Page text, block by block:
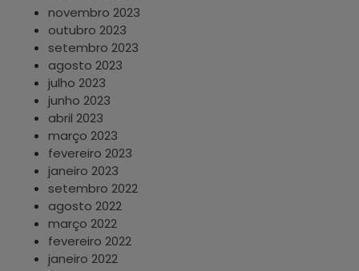
novembro 2023
outubro 2023
setembro 2023
agosto 2023
julho 2023
junho 2023
abril 2023
março 2023
fevereiro 2023
janeiro 2023
setembro 2022
agosto 2022
março 2022
fevereiro 2022
janeiro 2022